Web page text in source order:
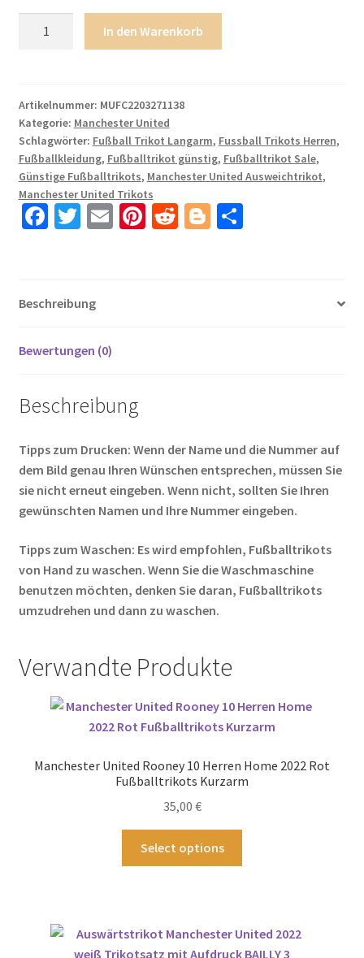
Langarm
Trikotsatz
mit
Aufdruck
Ronaldo
7
Menge
In den Warenkorb
Artikelnummer: MUFC2203271138
Kategorie: Manchester United
Schlagwörter: Fußball Trikot Langarm, Fussball Trikots Herren,
Fußballkleidung, Fußballtrikot günstig, Fußballtrikot Sale,
Günstige Fußballtrikots, Manchester United Ausweichtrikot,
Manchester United Trikots
Fa
o
k
T
er
E Pi R Bl T
Beschreibung
Bewertungen (0)
Beschreibung
Tipps zum Drucken: Wenn der Name und die Nummer auf
dem Bild genau Ihren Wünschen entsprechen, müssen Sie
sie nicht erneut eingeben. Wenn nicht, sollten Sie Ihren
gewünschten Namen und Ihre Nummer eingeben.
Tipps zum Waschen: Es wird empfohlen, Fußballtrikots
von Hand zu waschen. Wenn Sie die Waschmaschine
benutzen möchten, denken Sie daran, Fußballtrikots
umzudrehen und dann zu waschen.
Verwandte Produkte
Manchester United Rooney 10 Herren Home 2022 Rot
Fußballtrikots Kurzarm
35,00 €
Select options
auf.